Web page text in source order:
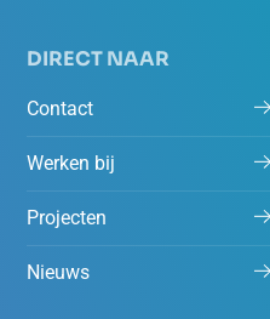
DIRECT NAAR
Contact
Werken bij
Projecten
Nieuws